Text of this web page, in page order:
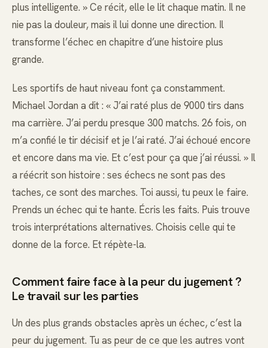
plus intelligente. » Ce récit, elle le lit chaque matin. Il ne
nie pas la douleur, mais il lui donne une direction. Il
transforme l’échec en chapitre d’une histoire plus
grande.
Les sportifs de haut niveau font ça constamment.
Michael Jordan a dit : « J’ai raté plus de 9000 tirs dans
ma carrière. J’ai perdu presque 300 matchs. 26 fois, on
m’a confié le tir décisif et je l’ai raté. J’ai échoué encore
et encore dans ma vie. Et c’est pour ça que j’ai réussi. » Il
a réécrit son histoire : ses échecs ne sont pas des
taches, ce sont des marches. Toi aussi, tu peux le faire.
Prends un échec qui te hante. Écris les faits. Puis trouve
trois interprétations alternatives. Choisis celle qui te
donne de la force. Et répète-la.
Comment faire face à la peur du jugement ?
Le travail sur les parties
Un des plus grands obstacles après un échec, c’est la
peur du jugement. Tu as peur de ce que les autres vont